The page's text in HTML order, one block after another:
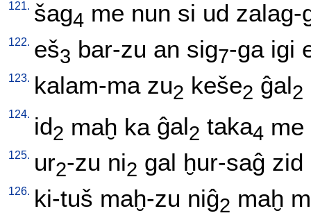
121. šag4 me nun si ud zalag-
122. eš3 bar-zu an sig7-ga igi
123. kalam-ma zu2 keše2 ĝal2
124. id2 maḫ ka ĝal2 taka4 me
125. ur2-zu ni2 gal ḫur-saĝ zid
126. ki-tuš maḫ-zu niĝ2 maḫ